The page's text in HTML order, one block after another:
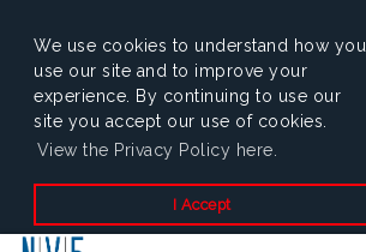
We use cookies to understand how you
use our site and to improve your
experience. By continuing to use our
site you accept our use of cookies.
View the Privacy Policy here.
I Accept